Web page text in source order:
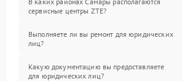
сервисные центры ZTE?
Выполняете ли вы ремонт для юридических
лиц?
Какую документацию вы предоставляете
для юридических лиц?